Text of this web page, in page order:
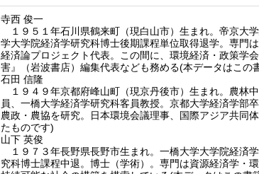
寺西 俊一
１９５１年石川県鶴来町（現白山市）生まれ。帝京大
学大学院経済学研究科博士後期課程単位取得退学。専門
経済論プロジェクト代表。この間に、環境経済・政策学
害』（岩波書店）編集代表なども務める(本データはこ
石田 信隆
１９４９年京都府峰山町（現京丹後市）生まれ。農林
員、一橋大学経済学研究科客員教授。京都大学経済学部
農政・農協を研究。日本環境会議理事、国際アジア共同
たものです)
山下 英俊
１９７３年長野県長野市生まれ。一橋大学大学院経済
究科博士課程中退。博士（学術）。専門は資源経済学・